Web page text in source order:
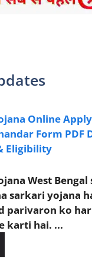
Online Apply
Form PDF
Eligibility
West
sarkari yojana
parivaron ko
karti hai. ...